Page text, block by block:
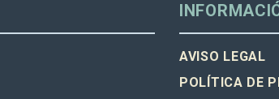
AVISO LEGAL
POLÍTICA DE